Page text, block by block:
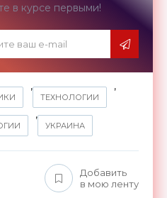
в курсе первыми!
,
ТЕХНОЛОГИИ
,
,
УКРАИНА
Добавить
в мою ленту